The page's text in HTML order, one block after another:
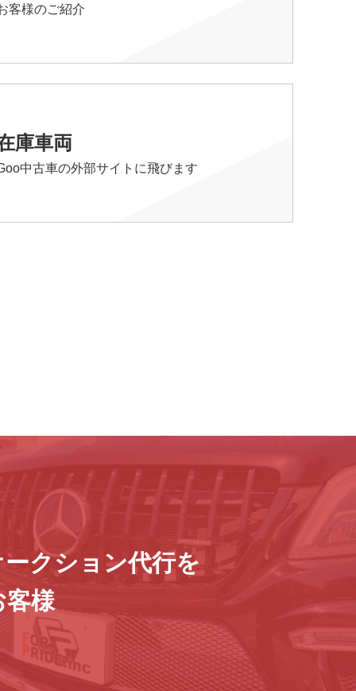
客様のご紹介
庫車両
中古車の外部サイトに飛びます
クション代行を
客様